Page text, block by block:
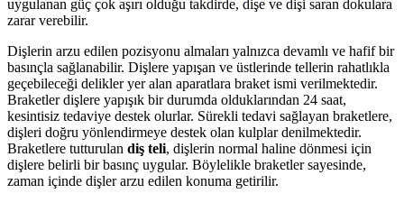
uygulanan güç çok aşırı olduğu takdirde, dişe ve dişi saran dokulara
zarar verebilir.
Dişlerin arzu edilen pozisyonu almaları yalnızca devamlı ve hafif bir
basınçla sağlanabilir. Dişlere yapışan ve üstlerinde tellerin rahatlıkla
geçebileceği delikler yer alan aparatlara braket ismi verilmektedir.
Braketler dişlere yapışık bir durumda olduklarından 24 saat,
kesintisiz tedaviye destek olurlar. Sürekli tedavi sağlayan braketlere,
dişleri doğru yönlendirmeye destek olan kulplar denilmektedir.
Braketlere tutturulan diş teli, dişlerin normal haline dönmesi için
dişlere belirli bir basınç uygular. Böylelikle braketler sayesinde,
zaman içinde dişler arzu edilen konuma getirilir.